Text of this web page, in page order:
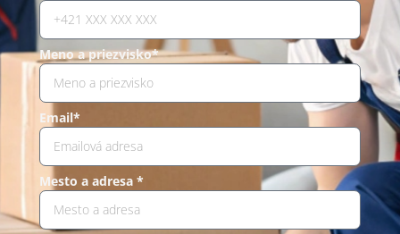
Meno a priezvisko*
Email*
Mesto a adresa *